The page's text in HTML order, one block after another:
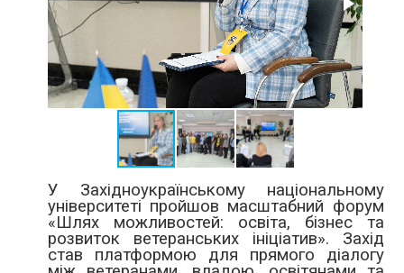
У Західноукраїнському національному
університеті пройшов масштабний форум
«Шлях можливостей: освіта, бізнес та
розвиток ветеранських ініціатив». Захід
став платформою для прямого діалогу